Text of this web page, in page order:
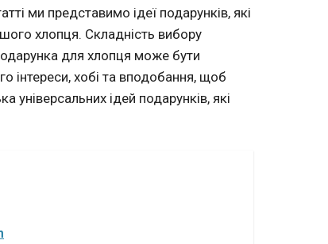
ми представимо ідеї подарунків, які
хлопця. Складність вибору
для хлопця може бути
інтереси, хобі та вподобання, щоб
універсальних ідей подарунків, які